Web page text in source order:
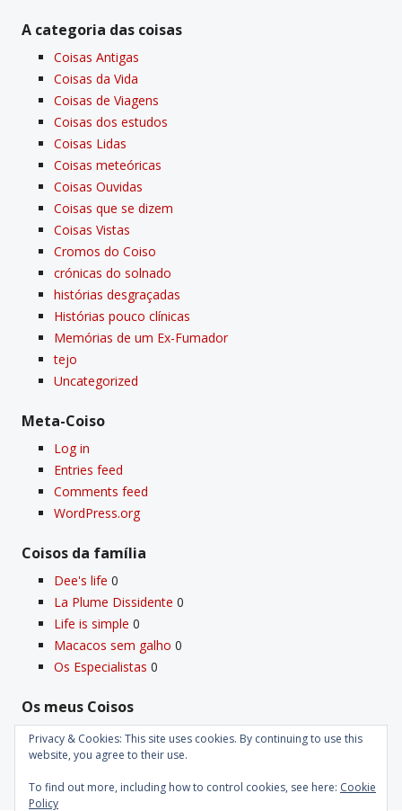
A categoria das coisas
Coisas Antigas
Coisas da Vida
Coisas de Viagens
Coisas dos estudos
Coisas Lidas
Coisas meteóricas
Coisas Ouvidas
Coisas que se dizem
Coisas Vistas
Cromos do Coiso
crónicas do solnado
histórias desgraçadas
Histórias pouco clí­nicas
Memórias de um Ex-Fumador
tejo
Uncategorized
Meta-Coiso
Log in
Entries feed
Comments feed
WordPress.org
Coisos da famí­lia
Dee's life 0
La Plume Dissidente 0
Life is simple 0
Macacos sem galho 0
Os Especialistas 0
Os meus Coisos
Deus0
Velho Coiso0
Privacy & Cookies: This site uses cookies. By continuing to use this
website, you agree to their use.
To find out more, including how to control cookies, see here: Cookie
Policy